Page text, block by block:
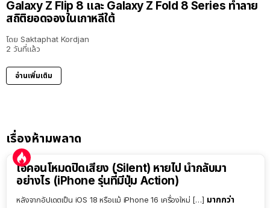
Galaxy Z Flip 8 และ Galaxy Z Fold 8 Series ทำลาย
สถิติยอดจองในเกาหลีใต้
โดย Saktaphat Kordjan
2 วันที่แล้ว
อ่านเพิ่มเติม
เรื่องห้ามพลาด
ไอคอนโหมดปิดเสียง (Silent) หายไป นำกลับมา
อย่างไร (iPhone รุ่นที่มีปุ่ม Action)
หลังจากอัปเดตเป็น iOS 18 หรือแม้ iPhone 16 เครื่องใหม่ […] มากกว่า